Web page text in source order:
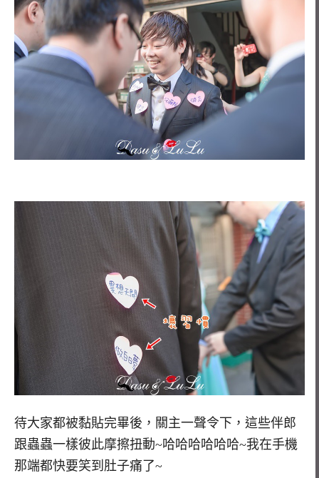
待大家都被黏貼完畢後，關主一聲令下，這些伴郎
跟蟲蟲一樣彼此摩擦扭動~哈哈哈哈哈哈~我在手機
那端都快要笑到肚子痛了~